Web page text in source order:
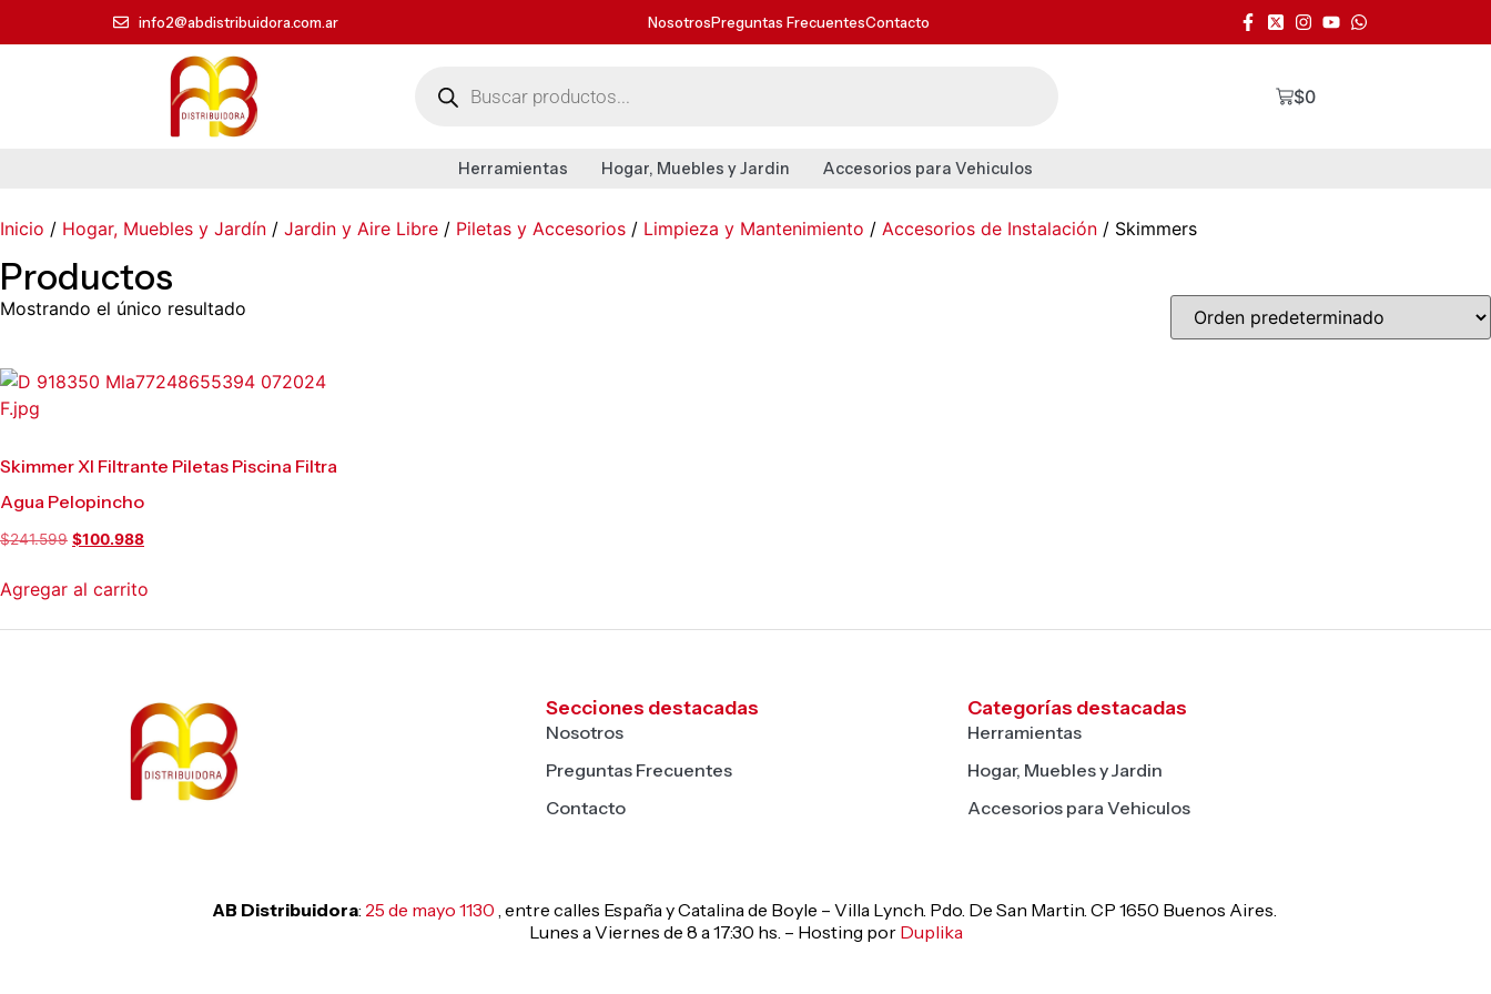
info2@abdistribuidora.com.ar NosotrosPreguntas FrecuentesContacto
$0
Herramientas Hogar, Muebles y Jardin Accesorios para Vehiculos
Inicio / Hogar, Muebles y Jardín / Jardin y Aire Libre / Piletas y Accesorios / Limpieza y Mantenimiento / Accesorios de Instalación / Skimmers
Productos
Mostrando el único resultado
Skimmer Xl Filtrante Piletas Piscina Filtra
Agua Pelopincho
$241.599 $100.988
Agregar al carrito
Secciones destacadas
Nosotros
Preguntas Frecuentes
Contacto
Categorías destacadas
Herramientas
Hogar, Muebles y Jardin
Accesorios para Vehiculos
AB Distribuidora: 25 de mayo 1130 , entre calles España y Catalina de Boyle – Villa Lynch. Pdo. De San Martin. CP 1650 Buenos Aires.
Lunes a Viernes de 8 a 17:30 hs. – Hosting por Duplika